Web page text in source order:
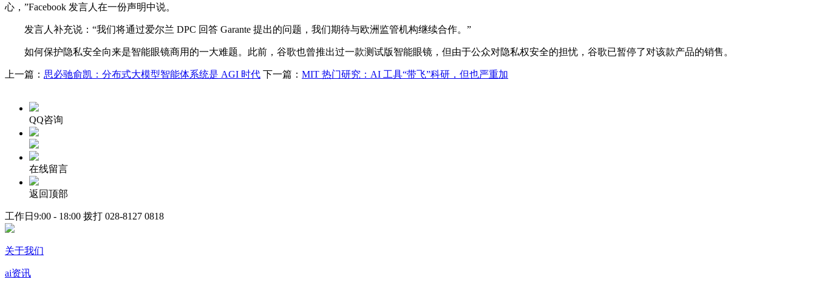
心，”Facebook 发言人在一份声明中说。
发言人补充说：“我们将通过爱尔兰 DPC 回答 Garante 提出的问题，我们期待与欧洲监管机构继续合作。”
如何保护隐私安全向来是智能眼镜商用的一大难题。此前，谷歌也曾推出过一款测试版智能眼镜，但由于公众对隐私权安全的担忧，谷歌已暂停了对该款产品的销售。
上一篇： 思必驰俞凯：分布式大模型智能体系统是 AGI 时代 下一篇： MIT 热门研究：AI 工具“带飞”科研，但也严重加
QQ咨询
在线留言
返回顶部
工作日9:00 - 18:00 拨打 028-8127 0818
关于我们
ai资讯